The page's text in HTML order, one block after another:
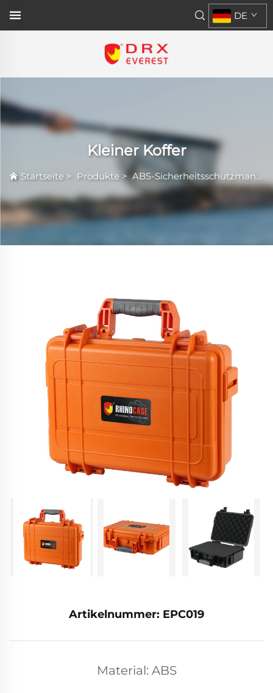
DE
Kleiner Koffer
Startseite > Produkte >ABS-Sicherheitsschutzmantel
Artikelnummer: EPC019
Material: ABS